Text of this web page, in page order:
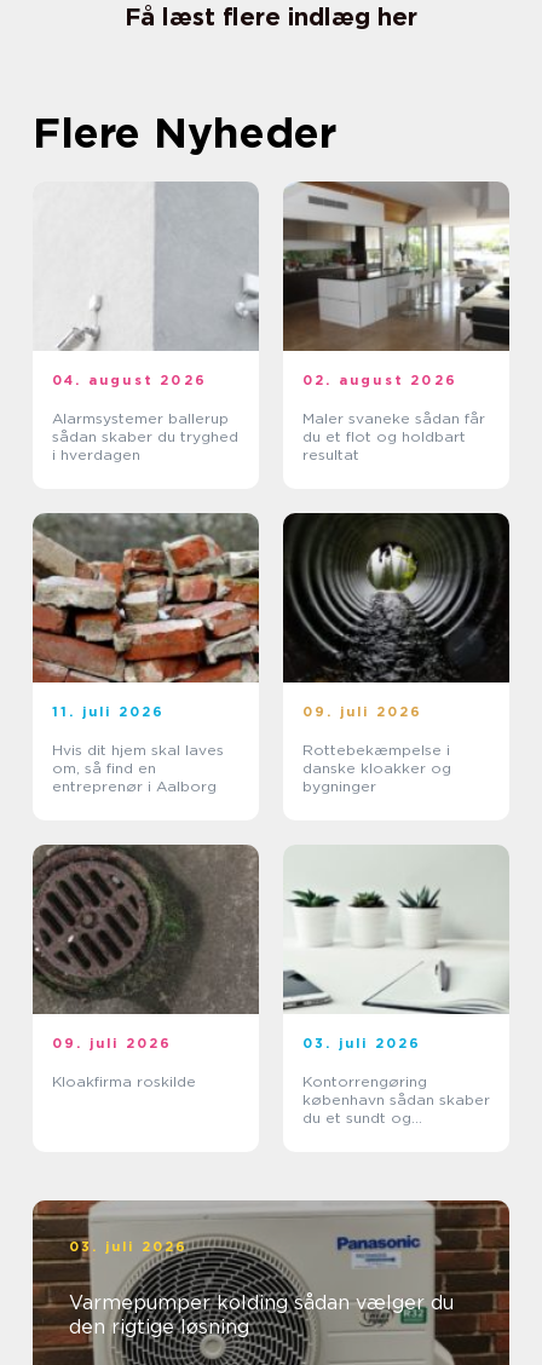
Få læst flere indlæg her
Flere Nyheder
04. august 2026
Alarmsystemer ballerup
sådan skaber du tryghed
i hverdagen
02. august 2026
Maler svaneke sådan får
du et flot og holdbart
resultat
11. juli 2026
Hvis dit hjem skal laves
om, så find en
entreprenør i Aalborg
09. juli 2026
Rottebekæmpelse i
danske kloakker og
bygninger
09. juli 2026
Kloakfirma roskilde
03. juli 2026
Kontorrengøring
københavn sådan skaber
du et sundt og
03. juli 2026
Varmepumper kolding sådan vælger du
den rigtige løsning